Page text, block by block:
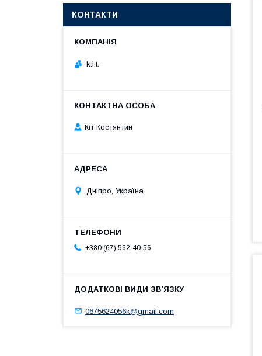
КОНТАКТИ
k.i.t.
Кіт Костянтин
Дніпро, Україна
+380 (67) 562-40-56
0675624056k@gmail.com